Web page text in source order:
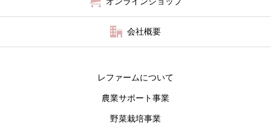
会社概要
レファームについて
農業サポート事業
野菜栽培事業